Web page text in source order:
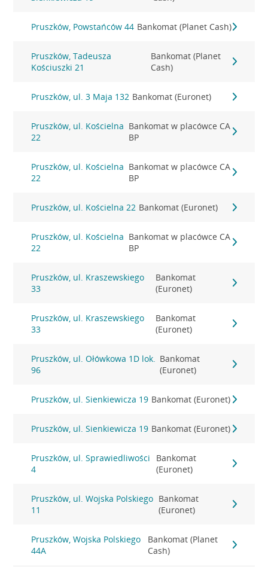
Pruszków, Powstańców 44 Bankomat (Planet Cash)
Pruszków, Tadeusza
Kościuszki 21
Bankomat (Planet
Cash)
Pruszków, ul. 3 Maja 132 Bankomat (Euronet)
Pruszków, ul. Kościelna
22
Bankomat w placówce CA
BP
Pruszków, ul. Kościelna
22
Bankomat w placówce CA
BP
Pruszków, ul. Kościelna 22 Bankomat (Euronet)
Pruszków, ul. Kościelna
22
Bankomat w placówce CA
BP
Pruszków, ul. Kraszewskiego
33
Bankomat
(Euronet)
Pruszków, ul. Kraszewskiego
33
Bankomat
(Euronet)
Pruszków, ul. Ołówkowa 1D lok.
96
Bankomat
(Euronet)
Pruszków, ul. Sienkiewicza 19 Bankomat (Euronet)
Pruszków, ul. Sienkiewicza 19 Bankomat (Euronet)
Pruszków, ul. Sprawiedliwości
4
Bankomat
(Euronet)
Pruszków, ul. Wojska Polskiego
11
Bankomat
(Euronet)
Pruszków, Wojska Polskiego
44A
Bankomat (Planet
Cash)